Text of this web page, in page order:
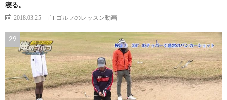
寝る。
2018.03.25 ゴルフのレッスン動画